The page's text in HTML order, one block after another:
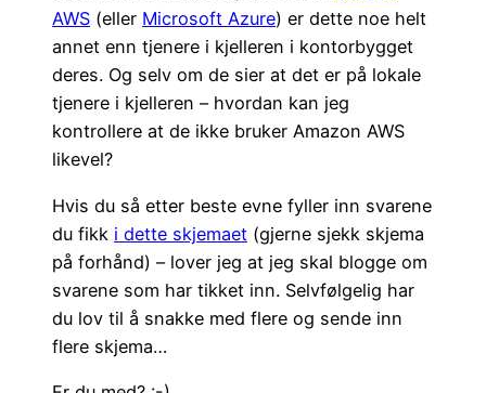
AWS (eller Microsoft Azure) er dette noe helt
annet enn tjenere i kjelleren i kontorbygget
deres. Og selv om de sier at det er på lokale
tjenere i kjelleren – hvordan kan jeg
kontrollere at de ikke bruker Amazon AWS
likevel?
Hvis du så etter beste evne fyller inn svarene
du fikk i dette skjemaet (gjerne sjekk skjema
på forhånd) – lover jeg at jeg skal blogge om
svarene som har tikket inn. Selvfølgelig har
du lov til å snakke med flere og sende inn
flere skjema…